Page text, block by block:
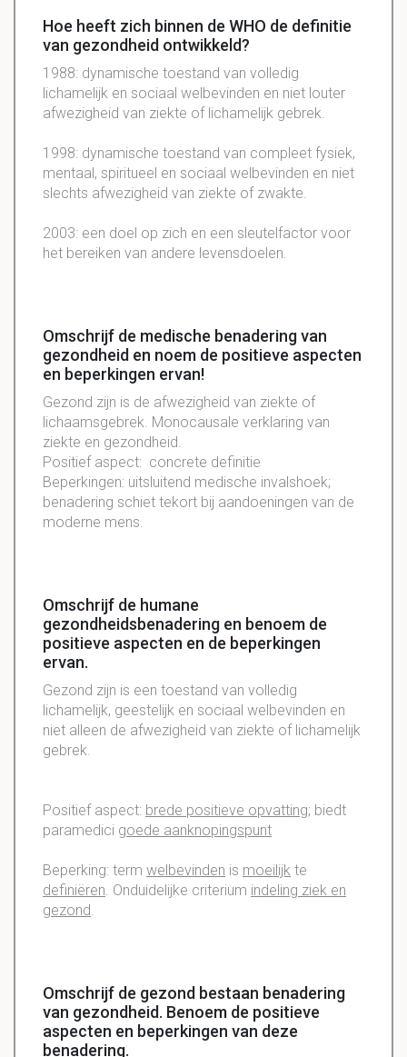
Hoe heeft zich binnen de WHO de definitie
van gezondheid ontwikkeld?
1988: dynamische toestand van volledig
lichamelijk en sociaal welbevinden en niet louter
afwezigheid van ziekte of lichamelijk gebrek.
1998: dynamische toestand van compleet fysiek,
mentaal, spiritueel en sociaal welbevinden en niet
slechts afwezigheid van ziekte of zwakte.
2003: een doel op zich en een sleutelfactor voor
het bereiken van andere levensdoelen.
Omschrijf de medische benadering van
gezondheid en noem de positieve aspecten
en beperkingen ervan!
Gezond zijn is de afwezigheid van ziekte of
lichaamsgebrek. Monocausale verklaring van
ziekte en gezondheid.
Positief aspect: concrete definitie
Beperkingen: uitsluitend medische invalshoek;
benadering schiet tekort bij aandoeningen van de
moderne mens.
Omschrijf de humane
gezondheidsbenadering en benoem de
positieve aspecten en de beperkingen
ervan.
Gezond zijn is een toestand van volledig
lichamelijk, geestelijk en sociaal welbevinden en
niet alleen de afwezigheid van ziekte of lichamelijk
gebrek.
Positief aspect: brede positieve opvatting; biedt
paramedici goede aanknopingspunt
Beperking: term welbevinden is moeilijk te
definiëren. Onduidelijke criterium indeling ziek en
gezond.
Omschrijf de gezond bestaan benadering
van gezondheid. Benoem de positieve
aspecten en beperkingen van deze
benadering.